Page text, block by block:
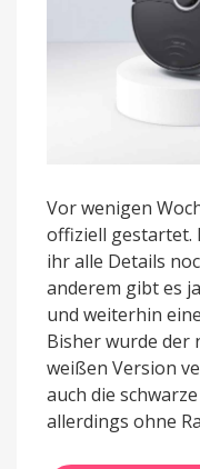
Vor wenigen
offiziell gestartet.
ihr alle Details
anderem gibt es
und weiterhin
Bisher wurde der
weißen Version
auch die
allerdings ohne